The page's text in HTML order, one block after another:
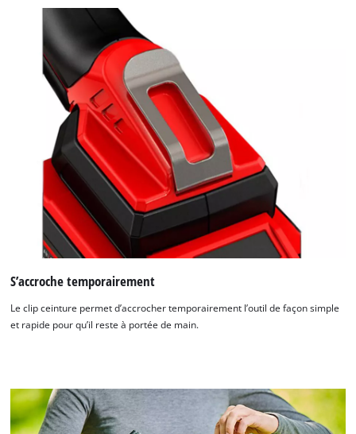
S’accroche temporairement
Le clip ceinture permet d’accrocher temporairement l’outil de façon simple
et rapide pour qu’il reste à portée de main.